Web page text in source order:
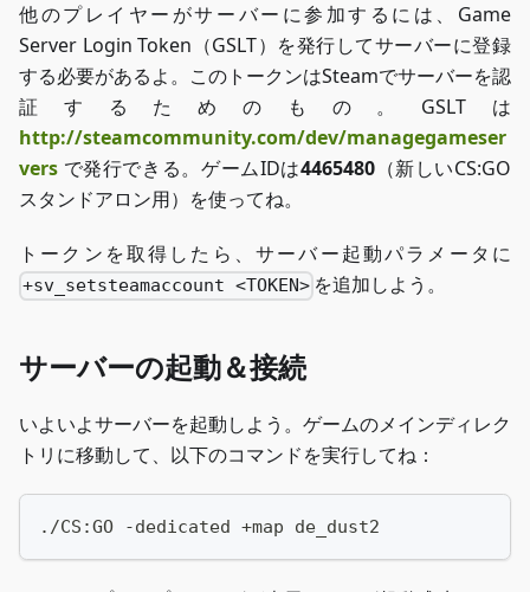
他のプレイヤーがサーバーに参加するには、Game
Server Login Token（GSLT）を発行してサーバーに登録
する必要があるよ。このトークンはSteamでサーバーを認
証するためのもの。GSLTは
http://steamcommunity.com/dev/managegameser
vers で発行できる。ゲームIDは4465480（新しいCS:GO
スタンドアロン用）を使ってね。
トークンを取得したら、サーバー起動パラメータに
+sv_setsteamaccount <TOKEN> を追加しよう。
サーバーの起動＆接続
いよいよサーバーを起動しよう。ゲームのメインディレク
トリに移動して、以下のコマンドを実行してね：
./CS:GO -dedicated +map de_dust2